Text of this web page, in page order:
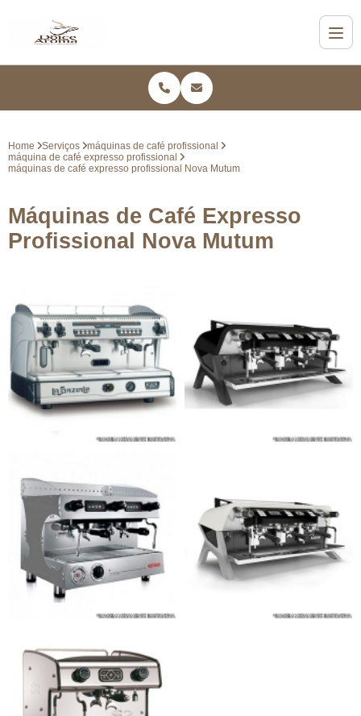
Home Serviços
máquinas de café profissional
máquina de café expresso profissional
máquinas de café expresso profissional Nova Mutum
Máquinas de Café Expresso
Profissional Nova Mutum